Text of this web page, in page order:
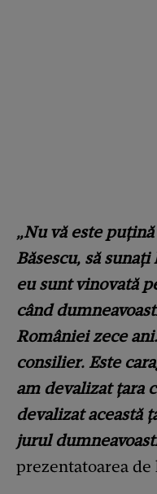
„Nu vă este
Băsescu, să
eu sunt vinovată
când
României zece
consilier. Este
am devalizat țara
devalizat această
jurul
prezentatoarea de